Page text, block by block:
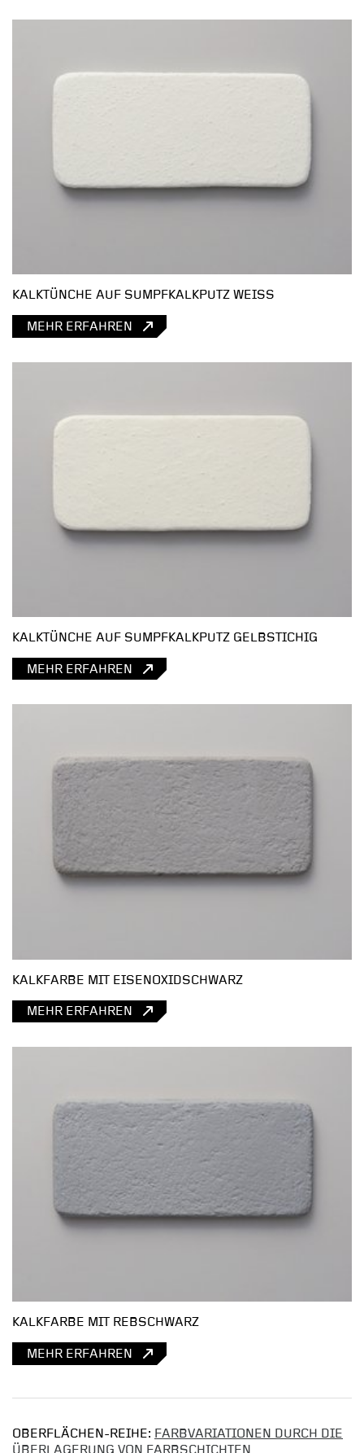
KALKTÜNCHE AUF SUMPFKALKPUTZ WEISS
MEHR ERFAHREN
KALKTÜNCHE AUF SUMPFKALKPUTZ GELBSTICHIG
MEHR ERFAHREN
KALKFARBE MIT EISENOXIDSCHWARZ
MEHR ERFAHREN
KALKFARBE MIT REBSCHWARZ
MEHR ERFAHREN
OBERFLÄCHEN-REIHE: FARBVARIATIONEN DURCH DIE
ÜBERLAGERUNG VON FARBSCHICHTEN